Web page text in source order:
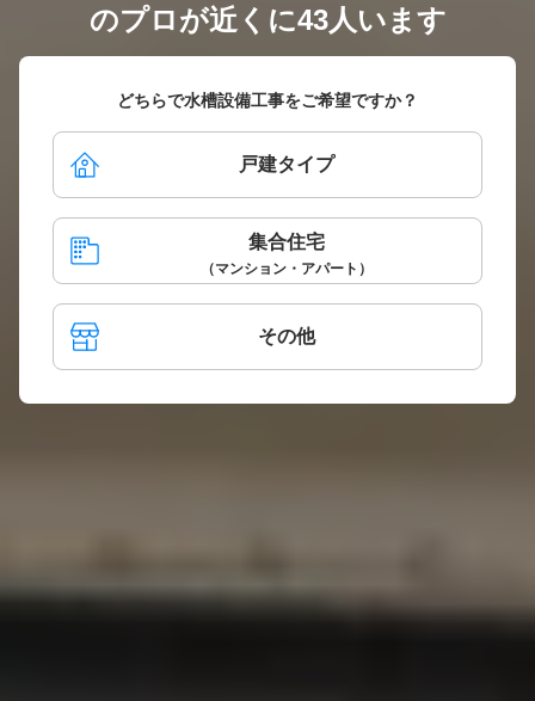
のプロが近くに43人います
どちらで水槽設備工事をご希望ですか？
戸建タイプ
集合住宅
（マンション・アパート）
その他